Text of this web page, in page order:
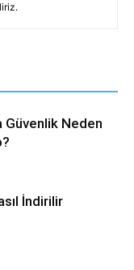
Güvenlik Neden
İndirilir